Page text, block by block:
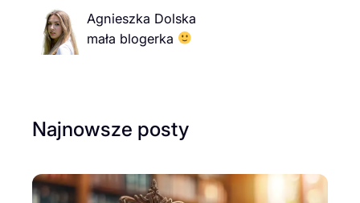
Agnieszka Dolska
mała blogerka
Najnowsze posty